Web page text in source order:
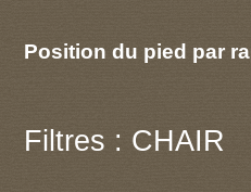
Position du pied par
Filtres : CHAIR